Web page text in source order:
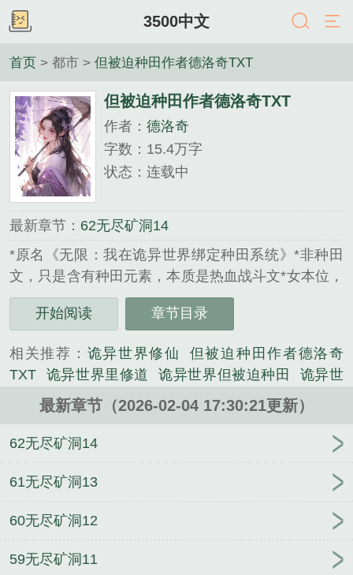
3500中文
首页 > 都市 > 但被迫种田作者德洛奇TXT
但被迫种田作者德洛奇TXT
作者： 德洛奇
字数：15.4万字
状态：连载中
最新章节： 62无尽矿洞14
*原名《无限：我在诡异世界绑定种田系统》*非种田
文，只是含有种田元素，本质是热血战斗文*女本位，
主角团全女，卷二开始世界观全女*有大量怪物描写，
掉san卷一文案：穿进恐怖克系无限流世界，叶凌很
统，在美好世界创造属于自己的辉煌吧！】叶凌：不
对啊，你这是什么系统？于是，在一众新玩家尖叫崩
溃之时，叶凌被迫忍着恶心收集尸块，莫名其妙成了
备当肥料的叶凌：你们相信我！我真的不是坏人！还
种可爱的小动物毫无抵抗力，只是揉着揉着小猫咪从
里到外翻了个面，露出缠满触手的脏器。叶凌：好像
更可爱了……众人：还说你不是精神病？……乌托邦
里渐渐出现了关于红眼死神的传说，据说她来无影去
开始阅读 章节目录
相关推荐： 诡异世界修仙
但被迫种田作者德洛奇
TXT
诡异世界里修道 诡异世界但被迫种田
诡异世
界推荐
诡异世界类 诡异世界求生处处惊恐 诡异世
界种田大师
诡异世界修真
诡异世界但被迫种田笔趣
阁
诡异世界处处惊恐
诡异种田
德洛奇 但被迫种田的
最新章节（2026-02-04 17:30:21更新）
62无尽矿洞14
61无尽矿洞13
60无尽矿洞12
59无尽矿洞11